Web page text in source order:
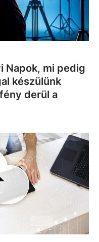
Napok, mi pedig
készülünk
derül a